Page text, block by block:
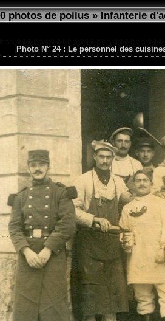
photos de poilus»Infanterie
Photo N° 24 : Le personnel des